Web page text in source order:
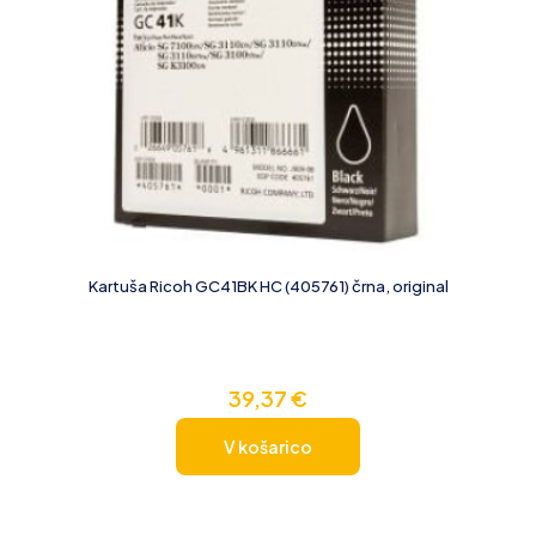
Kartuša Ricoh GC41BK HC (405761) črna, original
39,37€
V košarico